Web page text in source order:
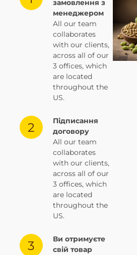
замовлення з
менеджером
All our team
collaborates
with our clients,
across all of our
3 offices, which
are located
throughout the
US.
Підписання
договору
All our team
collaborates
with our clients,
across all of our
3 offices, which
are located
throughout the
US.
Ви отримуєте
свій товар